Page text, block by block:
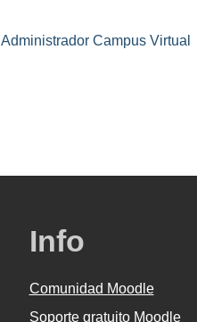
Administrador Campus Virtual
Info
Comunidad Moodle
Soporte gratuito Moodle